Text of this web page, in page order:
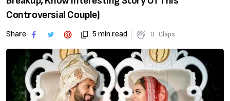
Controversial Couple)
Share 5 min read 0 Claps